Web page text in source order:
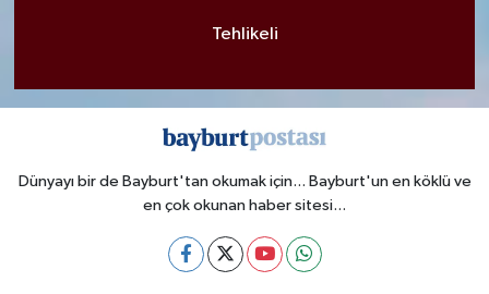
Tehlikeli
Dünyayı bir de Bayburt'tan okumak için... Bayburt'un en köklü ve
en çok okunan haber sitesi...